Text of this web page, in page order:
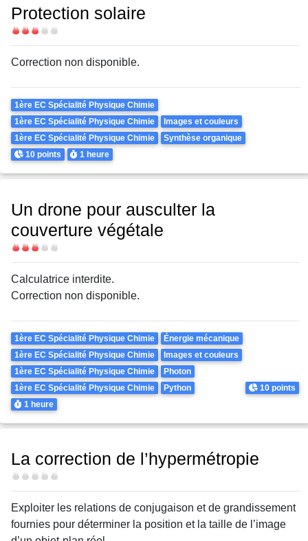
Protection solaire
Difficulté
Correction non disponible.
Theme
1ère EC Spécialité Physique Chimie
1ère EC Spécialité Physique Chimie
Images et couleurs
1ère EC Spécialité Physique Chimie
Synthèse organique
Points
10 points Durée
1 heure
Un drone pour ausculter la
couverture végétale
Difficulté
Calculatrice interdite.
Correction non disponible.
Theme
1ère EC Spécialité Physique Chimie
Énergie mécanique
1ère EC Spécialité Physique Chimie
Images et couleurs
1ère EC Spécialité Physique Chimie
Photon
1ère EC Spécialité Physique Chimie
Python Points
10 points
Durée
1 heure
La correction de l’hypermétropie
Difficulté
Exploiter les relations de conjugaison et de grandissement
fournies pour déterminer la position et la taille de l’image